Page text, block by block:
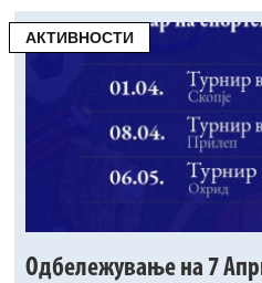
АКТИВНОСТИ
Одбележување на 7